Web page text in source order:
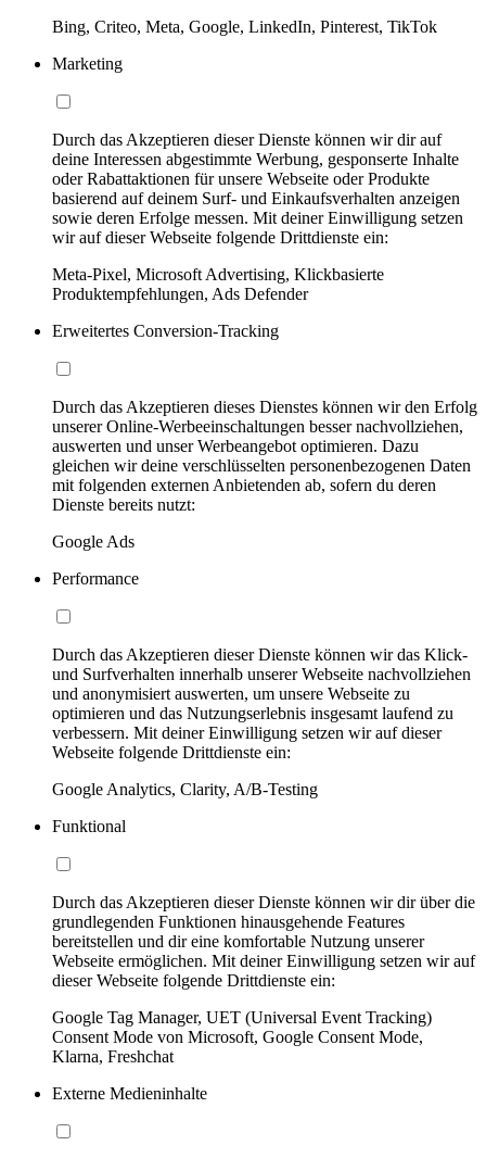
Bing, Criteo, Meta, Google, LinkedIn, Pinterest, TikTok
Marketing
Durch das Akzeptieren dieser Dienste können wir dir auf
deine Interessen abgestimmte Werbung, gesponserte Inhalte
oder Rabattaktionen für unsere Webseite oder Produkte
basierend auf deinem Surf- und Einkaufsverhalten anzeigen
sowie deren Erfolge messen. Mit deiner Einwilligung setzen
wir auf dieser Webseite folgende Drittdienste ein:
Meta-Pixel, Microsoft Advertising, Klickbasierte
Produktempfehlungen, Ads Defender
Erweitertes Conversion-Tracking
Durch das Akzeptieren dieses Dienstes können wir den Erfolg
unserer Online-Werbeeinschaltungen besser nachvollziehen,
auswerten und unser Werbeangebot optimieren. Dazu
gleichen wir deine verschlüsselten personenbezogenen Daten
mit folgenden externen Anbietenden ab, sofern du deren
Dienste bereits nutzt:
Google Ads
Performance
Durch das Akzeptieren dieser Dienste können wir das Klick-
und Surfverhalten innerhalb unserer Webseite nachvollziehen
und anonymisiert auswerten, um unsere Webseite zu
optimieren und das Nutzungserlebnis insgesamt laufend zu
verbessern. Mit deiner Einwilligung setzen wir auf dieser
Webseite folgende Drittdienste ein:
Google Analytics, Clarity, A/B-Testing
Funktional
Durch das Akzeptieren dieser Dienste können wir dir über die
grundlegenden Funktionen hinausgehende Features
bereitstellen und dir eine komfortable Nutzung unserer
Webseite ermöglichen. Mit deiner Einwilligung setzen wir auf
dieser Webseite folgende Drittdienste ein:
Google Tag Manager, UET (Universal Event Tracking)
Consent Mode von Microsoft, Google Consent Mode,
Klarna, Freshchat
Externe Medieninhalte